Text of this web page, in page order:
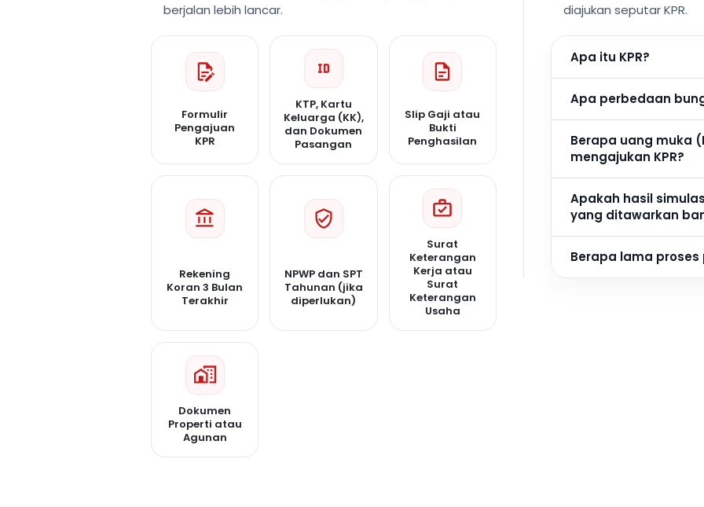
berjalan lebih lancar.
Formulir
Pengajuan
KPR
KTP, Kartu
Keluarga (KK),
dan Dokumen
Pasangan
Slip Gaji atau
Bukti
Penghasilan
Rekening
Koran 3 Bulan
Terakhir
NPWP dan SPT
Tahunan (jika
diperlukan)
Surat
Keterangan
Kerja atau
Surat
Keterangan
Usaha
Dokumen
Properti atau
Agunan
diajukan seputar KPR.
Apa itu KPR?
Apa perbedaan
Berapa uang muka
mengajukan KPR?
Apakah hasil
yang ditawarkan
Berapa lama proses